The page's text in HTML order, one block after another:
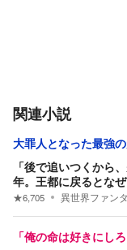
関連小説
大罪人となった最強
「後で追いつくから
年。王都に戻るとな
★6,705 異世界ファン
「俺の命は好きにし